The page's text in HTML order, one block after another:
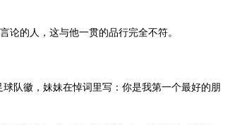
论的人，这与他一贯的品行完全不符。
队徽，妹妹在悼词里写：你是我第一个最好的朋